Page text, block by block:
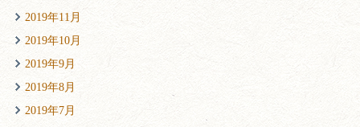
2019年11月
2019年10月
2019年9月
2019年8月
2019年7月